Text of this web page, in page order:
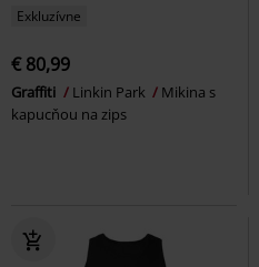
Exkluzívne
€ 80,99
Graffiti Linkin Park
Mikina s
kapucňou na zips